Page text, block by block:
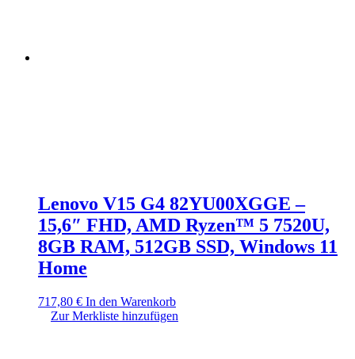
Lenovo V15 G4 82YU00XGGE –
15,6″ FHD, AMD Ryzen™ 5 7520U,
8GB RAM, 512GB SSD, Windows 11
Home
717,80 € In den Warenkorb
Zur Merkliste hinzufügen